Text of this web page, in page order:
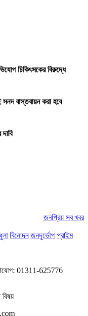
চিকিৎসকের বিরুদ্ধে
বাস্তবায়ন করা হবে
জনপ্রিয় সব খবর
বিনোদন জনদূর্ভোগ প্রাইম
01311-625776